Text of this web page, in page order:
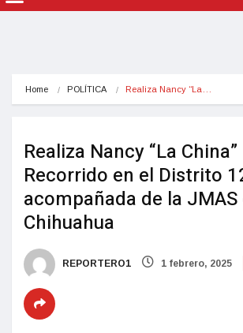
Home POLÍTICA Realiza Nancy “La…
Realiza Nancy “La
Recorrido en el Distrito
acompañada de la JMAS
Chihuahua
REPORTERO1 1 febrero, 2025